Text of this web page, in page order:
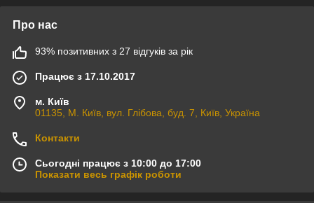
Про нас
93% позитивних з 27 відгуків за рік
Працює з 17.10.2017
м. Київ
01135, М. Київ, вул. Глібова, буд. 7, Київ, Україна
Контакти
Сьогодні працює з 10:00 до 17:00
Показати весь графік роботи